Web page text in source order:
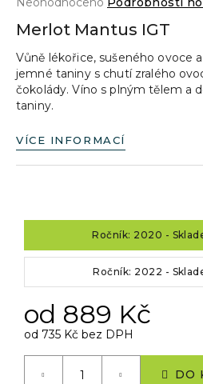
produktu
0,0
z
5
hvězdiček.
Merlot Mantus IGT
Vůně lékořice, sušeného ovoce
jemné taniny s chutí zralého
čokolády. Víno s plným tělem a
taniny.
VÍCE INFORMACÍ
Ročník: 2020 -
Ročník: 2022 -
od 889 Kč
od 735 Kč bez DPH
DO
a
j
í
t
?
D
p
o
u
č